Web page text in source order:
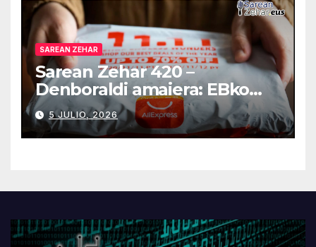
SAREAN ZEHAR
Sarean Zehar 420 –
Denboraldi amaiera: EBko
muga-zerga berriak
AliExpressi, AEBetako AAren
kontrola, Googleri behin
PlayStationeko bideojoko
5 JULIO, 2026